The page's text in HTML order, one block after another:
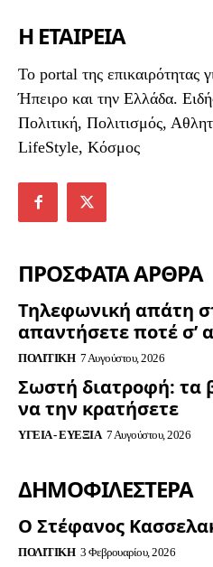
Η ΕΤΑΙΡΕΙΑ
To portal της επικαιρότητας
Ήπειρο και την Ελλάδα.
Πολιτική, Πολιτισμός,
LifeStyle, Κόσμος
ΠΡΟΣΦΑΤΑ ΑΡΘΡΑ
Τηλεφωνική απάτη
απαντήσετε ποτέ σ’
ΠΟΛΙΤΙΚΉ 7 Αυγούστου, 2026
Σωστή διατροφή: τα
να την κρατήσετε
ΥΓΕΊΑ - ΕΥΕΞΊΑ 7 Αυγούστου, 2026
ΔΗΜΟΦΙΛΈΣΤΕΡΑ
Ο Στέφανος
ΠΟΛΙΤΙΚΉ 3 Φεβρουαρίου, 2026